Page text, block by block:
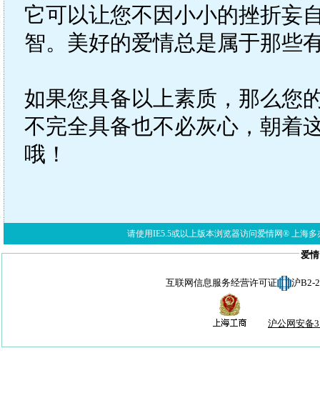
它可以让您不因小小的挫折妄
智。美好的爱情总是属于那些
如果您具备以上素质，那么您
不完全具备也不必灰心，朝着
哦！
请使用IE5.5或以上版本浏览器访问爱情网® 上海多
爱
互联网信息服务经营许可证 沪B2-
沪公网安备